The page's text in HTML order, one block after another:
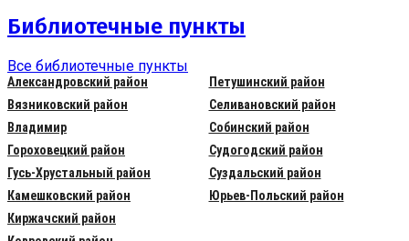
Библиотечные пункты
Все библиотечные пункты
Александровский район
Вязниковский район
Владимир
Гороховецкий район
Гусь-Хрустальный район
Камешковский район
Киржачский район
Петушинский район
Селивановский район
Собинский район
Судогодский район
Суздальский район
Юрьев-Польский район